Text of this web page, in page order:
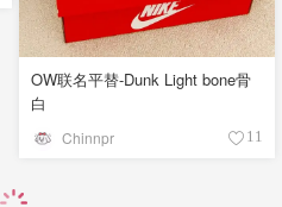
OW联名平替-Dunk Light bone骨
白
Chinnpr 11